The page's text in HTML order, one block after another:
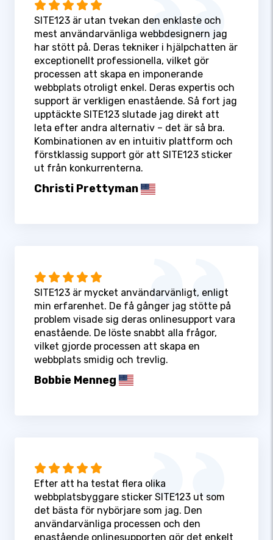
SITE123 är utan tvekan den enklaste och
mest användarvänliga webbdesignern jag
har stött på. Deras tekniker i hjälpchatten är
exceptionellt professionella, vilket gör
processen att skapa en imponerande
webbplats otroligt enkel. Deras expertis och
support är verkligen enastående. Så fort jag
upptäckte SITE123 slutade jag direkt att
leta efter andra alternativ – det är så bra.
Kombinationen av en intuitiv plattform och
förstklassig support gör att SITE123 sticker
ut från konkurrenterna.
Christi Prettyman
SITE123 är mycket användarvänligt, enligt
min erfarenhet. De få gånger jag stötte på
problem visade sig deras onlinesupport vara
enastående. De löste snabbt alla frågor,
vilket gjorde processen att skapa en
webbplats smidig och trevlig.
Bobbie Menneg
Efter att ha testat flera olika
webbplatsbyggare sticker SITE123 ut som
det bästa för nybörjare som jag. Den
användarvänliga processen och den
enastående onlinesupporten gör det enkelt